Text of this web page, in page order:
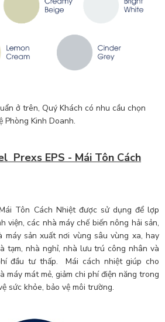
ở trên, Quý Khách có nhu cầu chọn
Phòng Kinh Doanh.
Prexs EPS - Mái Tôn Cách
Tôn Cách Nhiệt được sử dụng để lợp
viện, các nhà máy chế biến nông hải sản,
máy sản xuất nơi vùng sâu vùng xa, hay
tạm, nhà nghỉ, nhà lưu trú công nhân và
đầu tư thấp. Mái cách nhiệt giúp cho
máy mát mẻ, giảm chi phí điện năng trong
sức khỏe, bảo vệ môi trường.